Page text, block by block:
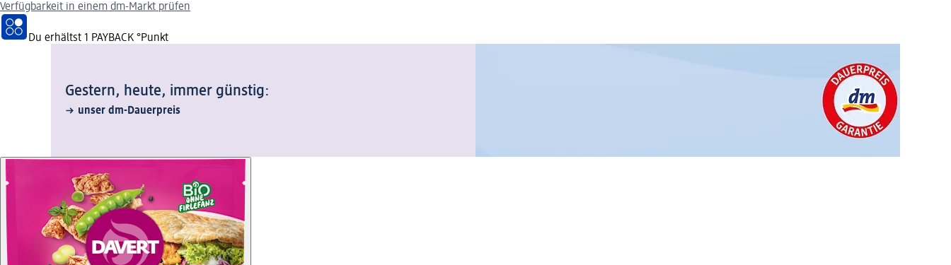
Verfügbarkeit in einem dm-Markt prüfen
Du erhältst 1 PAYBACK °Punkt
Gestern, heute, immer günstig:
unser dm-Dauerpreis